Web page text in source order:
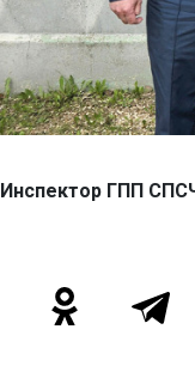
Инспектор ГПП